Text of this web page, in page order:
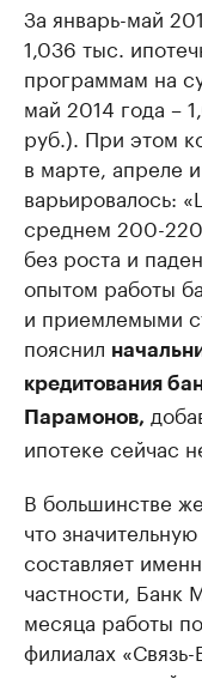
За январь-май
1,036 тыс.
программам на
май 2014 года –
руб.). При этом
в марте, апреле
варьировалось:
среднем 200-
без роста и
опытом работы
и приемлемыми
пояснил
кредитования
Парамонов,
ипотеке сейчас
В большинстве
что
составляет
частности, Банк
месяца работы
филиалах